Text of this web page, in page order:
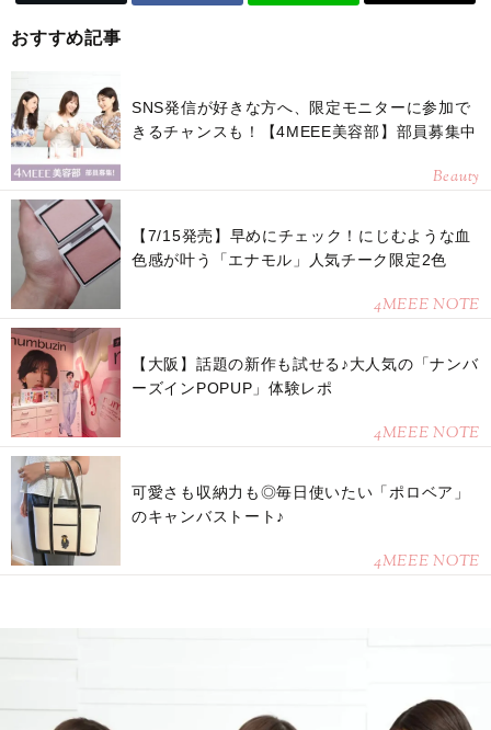
おすすめ記事
SNS発信が好きな方へ、限定モニターに参加で
きるチャンスも！【4MEEE美容部】部員募集中
Beauty
【7/15発売】早めにチェック！にじむような血
色感が叶う「エナモル」人気チーク限定2色
4MEEE NOTE
【大阪】話題の新作も試せる♪大人気の「ナンバ
ーズインPOPUP」体験レポ
4MEEE NOTE
可愛さも収納力も◎毎日使いたい「ポロベア」
のキャンバストート♪
4MEEE NOTE